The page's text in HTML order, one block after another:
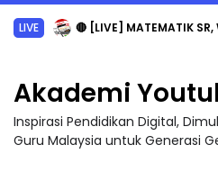
LIVE 🔴 [LIVE] MATEMATIK SR, WANG TAHUN 6 OLEH CIKGU
Akademi
Inspirasi Pendidikan Digital,
Guru Malaysia untuk Generasi